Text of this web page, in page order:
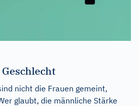
nicht die Frauen gemeint,
glaubt, die männliche Stärke